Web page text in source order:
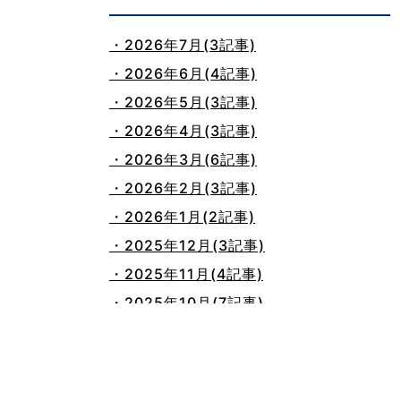
・2026年7月(3記事)
・2026年6月(4記事)
・2026年5月(3記事)
・2026年4月(3記事)
・2026年3月(6記事)
・2026年2月(3記事)
・2026年1月(2記事)
・2025年12月(3記事)
・2025年11月(4記事)
・2025年10月(7記事)